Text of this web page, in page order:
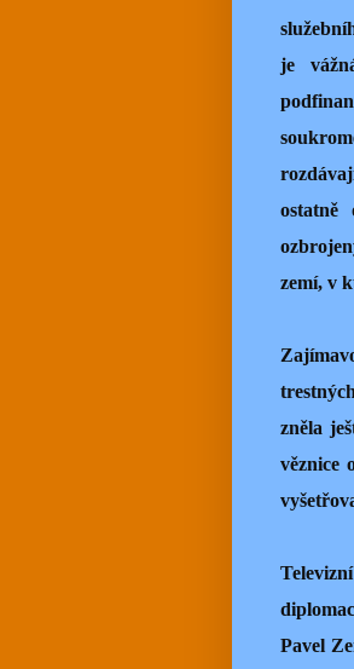
je
ostatně
zemí, v
zněla
věznice
Pavel